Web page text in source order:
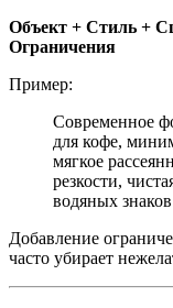
Объект + Стиль +
Ограничения
Пример:
Современное
для кофе,
мягкое
резкости,
водяных знаков
Добавление
часто убирает